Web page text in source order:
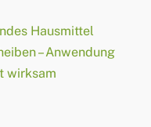
Hausmittel
– Anwendung
wirksam